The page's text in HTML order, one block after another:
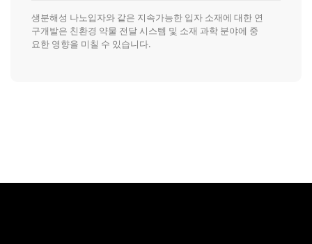
생분해성 나노입자와 같은 지속가능한 입자 소재에 대한 연
구개발은 친환경 약물 전달 시스템 및 소재 과학 분야에 중
요한 영향을 미칠 수 있습니다.